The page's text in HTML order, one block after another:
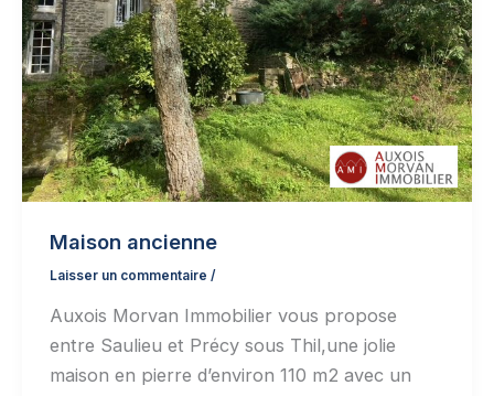
Maison ancienne
Laisser un commentaire /
Auxois Morvan Immobilier vous propose
entre Saulieu et Précy sous Thil,une jolie
maison en pierre d’environ 110 m2 avec un